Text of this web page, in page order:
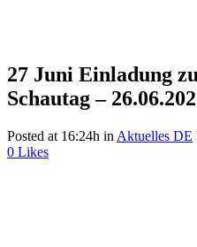
27 Juni Einladung
Schautag –
Posted at 16:24h in Aktuelles DE
0 Likes